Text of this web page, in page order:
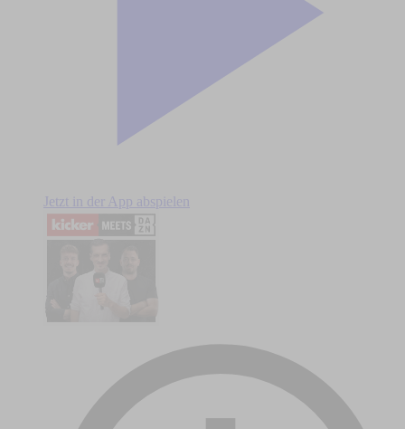
Jetzt in der App abspielen